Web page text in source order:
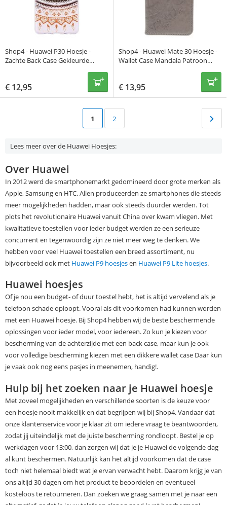
Shop4 - Huawei P30 Hoesje -
Zachte Back Case Gekleurde
€ 12,95
Shop4 - Huawei Mate 30 Hoesje -
Wallet Case Mandala Patroon
€ 13,95
1 2
Lees meer over de Huawei Hoesjes:
Over Huawei
In 2012 werd de smartphonemarkt gedomineerd door grote merken als
Apple, Samsung en HTC. Allen produceerden ze smartphones die steeds
meer mogelijkheden hadden, maar ook steeds duurder werden. Tot
plots het revolutionaire Huawei vanuit China over kwam vliegen. Met
kwalitatieve toestellen voor ieder budget werden ze een serieuze
concurrent en tegenwoordig zijn ze niet meer weg te denken. We
hebben voor veel Huawei toestellen een breed assortiment, nu
bijvoorbeeld ook met Huawei P9 hoesjesen Huawei P9 Lite hoesjes.
Huawei hoesjes
Of je nou een budget- of duur toestel hebt, het is altijd vervelend als je
telefoon schade oploopt. Vooral als dit voorkomen had kunnen worden
met een Huawei hoesje. Bij Shop4 hebben wij de beste beschermende
oplossingen voor ieder model, voor iedereen. Zo kun je kiezen voor
bescherming van de achterzijde met een back case, maar kun je ook
voor volledige bescherming kiezen met een dikkere wallet case Daar kun
je vaak ook nog eens pasjes in meenemen, handig!.
Hulp bij het zoeken naar je Huawei hoesje
Met zoveel mogelijkheden en verschillende soorten is de keuze voor
een hoesje nooit makkelijk en dat begrijpen wij bij Shop4. Vandaar dat
onze klantenservice voor je klaar zit om iedere vraag te beantwoorden,
zodat jij uiteindelijk met de juiste bescherming rondloopt. Bestel je op
werkdagen voor 13:00, dan zorgen wij dat je je Huawei de volgende dag
al kunt beschermen. Natuurlijk kan het altijd voorkomen dat de case
toch niet helemaal biedt wat je ervan verwacht hebt. Daarom krijg je van
ons altijd 30 dagen om het product te beoordelen en eventueel
kosteloos te retourneren. Dan zoeken we graag samen met je naar een